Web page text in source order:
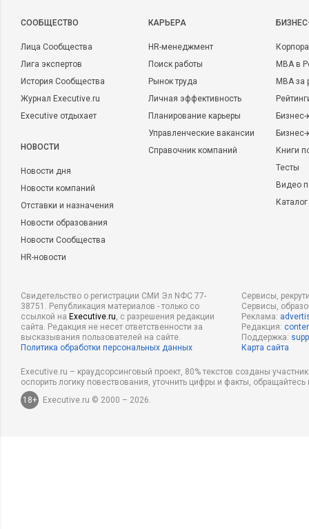
CООБЩЕСТВО
Лица Сообщества
Лига экспертов
История Сообщества
Журнал Executive.ru
Executive отдыхает
НОВОСТИ
Новости дня
Новости компаний
Отставки и назначения
Новости образования
Новости Сообщества
HR-новости
КАРЬЕРА
HR-менеджмент
Поиск работы
Рынок труда
Личная эффективность
Планирование карьеры
Управленческие вакансии
Справочник компаний
MBA в
MBA
Бизнес-
Книги
Тесты
Видео
Свидетельство о регистрации СМИ Эл NФС 77-
38751. Републикация материалов - только со
ссылкой на Executive.ru, с разрешения редакции
сайта. Редакция не несет ответственности за
высказывания пользователей на сайте.
Политика обработки персональных данных
Сервисы,
Сервисы,
Реклама:
Редакция:
Поддержка:
Карта сайта
Executive.ru – краудсорсинговый проект, 80% текстов созданы
оспорить логику повествования, уточнить цифры и факты,
18+
Executive.ru © 2000 – 2026.